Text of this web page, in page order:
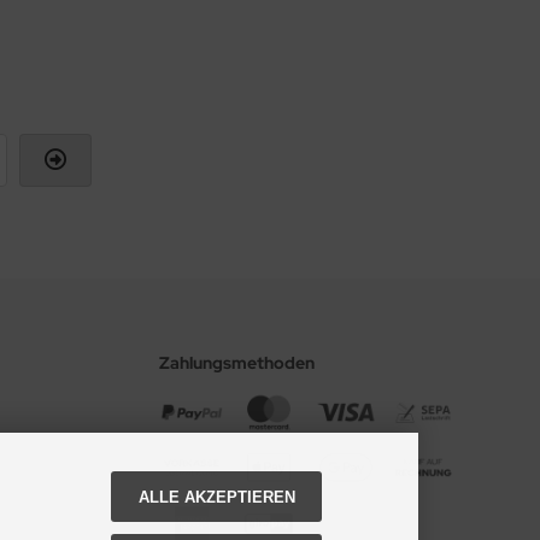
Zahlungsmethoden
ALLE AKZEPTIEREN